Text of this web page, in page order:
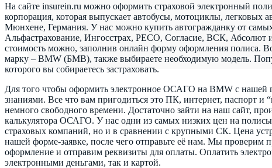
На сайте insurein.ru можно оформить страховой электронный
корпорация, которая выпускает автобусы, мотоциклы,
Мюнхене, Германия. У нас можно купить автогражданку от
Альфастрахование, Ингосстрах, РЕСО, Согласие, ВСК, Абсолют и
стоимость можно, заполнив онлайн форму оформления полиса.
марку – BMW (БМВ), также выбираете необходимую модель.
которого вы собираетесь застраховать.
Для того чтобы оформить электронное ОСАГО на BMW с
знаниями. Все что вам пригодиться это ПК, интернет, паспорт и
немного свободного времени. Достаточно зайти на наш сайт,
калькулятора ОСАГО. У нас одни из самых низких цен на
страховых компаний, но и в сравнении с крупными СК. Цена
нашей форме-заявке, после чего отправьте её нам. Мы проверим
оформление и отправим реквизиты для оплаты. Оплатить
электронными деньгами, так и картой.